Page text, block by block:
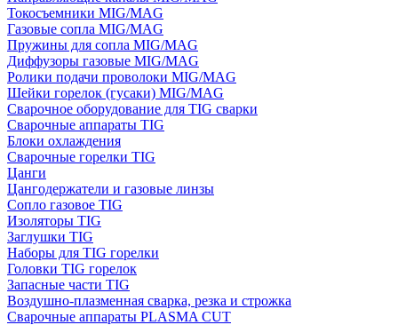
Токосъемники MIG/MAG
Газовые сопла MIG/MAG
Пружины для сопла MIG/MAG
Диффузоры газовые MIG/MAG
Ролики подачи проволоки MIG/MAG
Шейки горелок (гусаки) MIG/MAG
Сварочное оборудование для TIG сварки
Сварочные аппараты TIG
Блоки охлаждения
Сварочные горелки TIG
Цанги
Цангодержатели и газовые линзы
Сопло газовое TIG
Изоляторы TIG
Заглушки TIG
Наборы для TIG горелки
Головки TIG горелок
Запасные части TIG
Воздушно-плазменная сварка, резка и строжка
Сварочные аппараты PLASMA CUT